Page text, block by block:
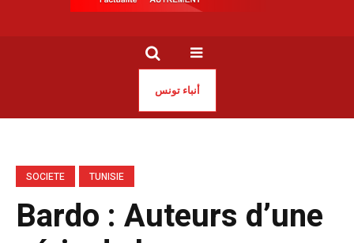
أنباء تونس
SOCIETE TUNISIE
Bardo : Auteurs d’une